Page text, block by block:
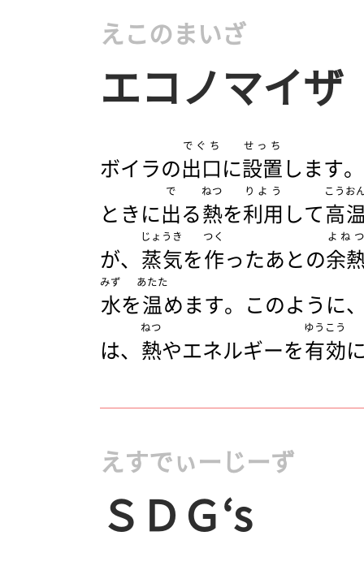
えこのまいざ
エコノマイザ
ボイラの出口
でぐち
に設置
せっち
します
ときに出
で
る熱
ねつ
を利用
りよう
して高
こうお
が、 蒸気
じょうき
を作
つく
ったあとの余
よねつ
水
みず
を温
あたた
めます。このように
は、 熱
ねつ
やエネルギーを有効
ゆうこう
えすでぃーじーず
ＳＤＧ‘s